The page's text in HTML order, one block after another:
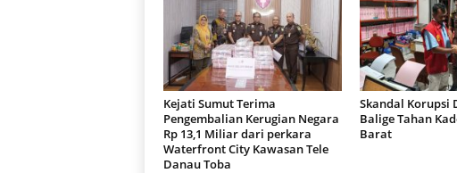
Kejati Sumut Terima
Pengembalian Kerugian Negara
Rp 13,1 Miliar dari perkara
Waterfront City Kawasan Tele
Danau Toba
Skandal Korupsi
Balige Tahan
Barat